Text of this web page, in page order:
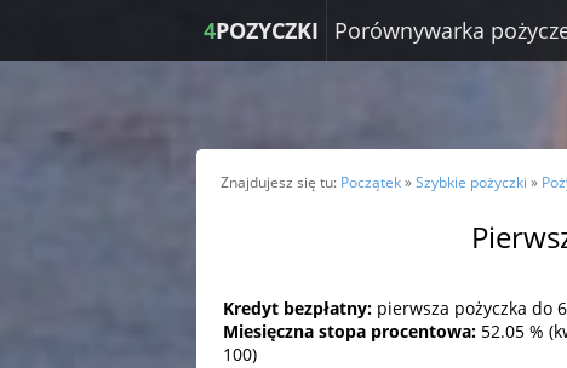
4POZYCZKI Porównywarka
Znajdujesz się tu: Początek»Szybkie pożyczki »
Kredyt bezpłatny: pierwsza pożyczka do
Miesięczna stopa procentowa: 52.05 %
100)